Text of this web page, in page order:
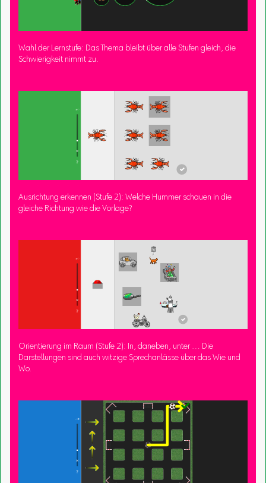
Wahl der Lernstufe: Das Thema bleibt über alle Stufen gleich, die
Schwierigkeit nimmt zu.
Ausrichtung erkennen (Stufe 2): Welche Hummer schauen in die
gleiche Richtung wie die Vorlage?
Orientierung im Raum (Stufe 2): In, daneben, unter … Die
Darstellungen sind auch witzige Sprechanlässe über das Wie und
Wo.